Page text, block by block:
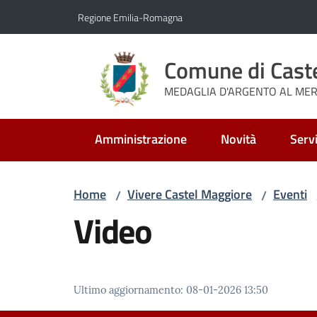
Regione Emilia-Romagna
Comune di
MEDAGLIA D'ARGENTO AL
Amministrazione Novità
Home / Vivere Castel Maggiore / Eventi
Video
Ultimo aggiornamento: 08-01-2026 13:50